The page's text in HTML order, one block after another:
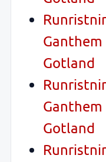
Gotland
Gotland